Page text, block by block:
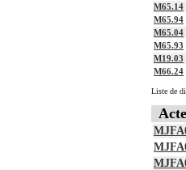
M65.14
M65.94
M65.04
M65.93
M19.03
M66.24
Liste de